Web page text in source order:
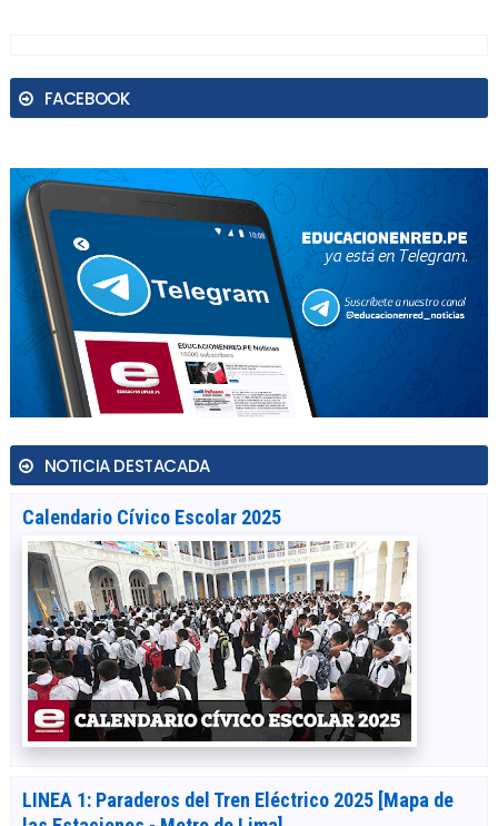
FACEBOOK
NOTICIA DESTACADA
Calendario Cívico Escolar 2025
LINEA 1: Paraderos del Tren Eléctrico 2025 [Mapa de